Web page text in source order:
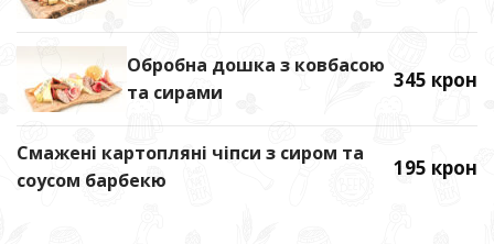
Обробна дошка з ковбасою
та сирами
345 крон
Смажені картопляні чіпси з сиром та
соусом барбекю
195 крон